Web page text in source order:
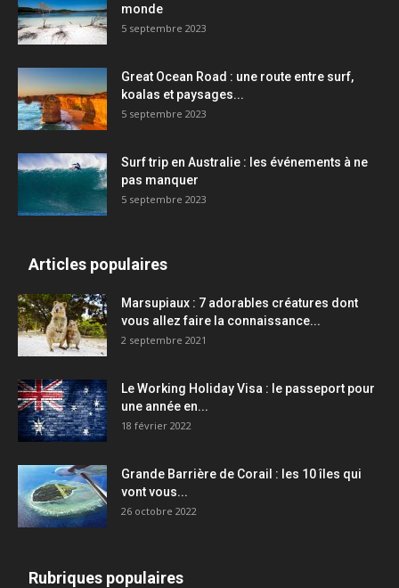
monde
5 septembre 2023
Great Ocean Road : une route entre surf,
koalas et paysages...
5 septembre 2023
Surf trip en Australie : les événements à ne
pas manquer
5 septembre 2023
Articles populaires
Marsupiaux : 7 adorables créatures dont
vous allez faire la connaissance...
2 septembre 2021
Le Working Holiday Visa : le passeport pour
une année en...
18 février 2022
Grande Barrière de Corail : les 10 îles qui
vont vous...
26 octobre 2022
Rubriques populaires